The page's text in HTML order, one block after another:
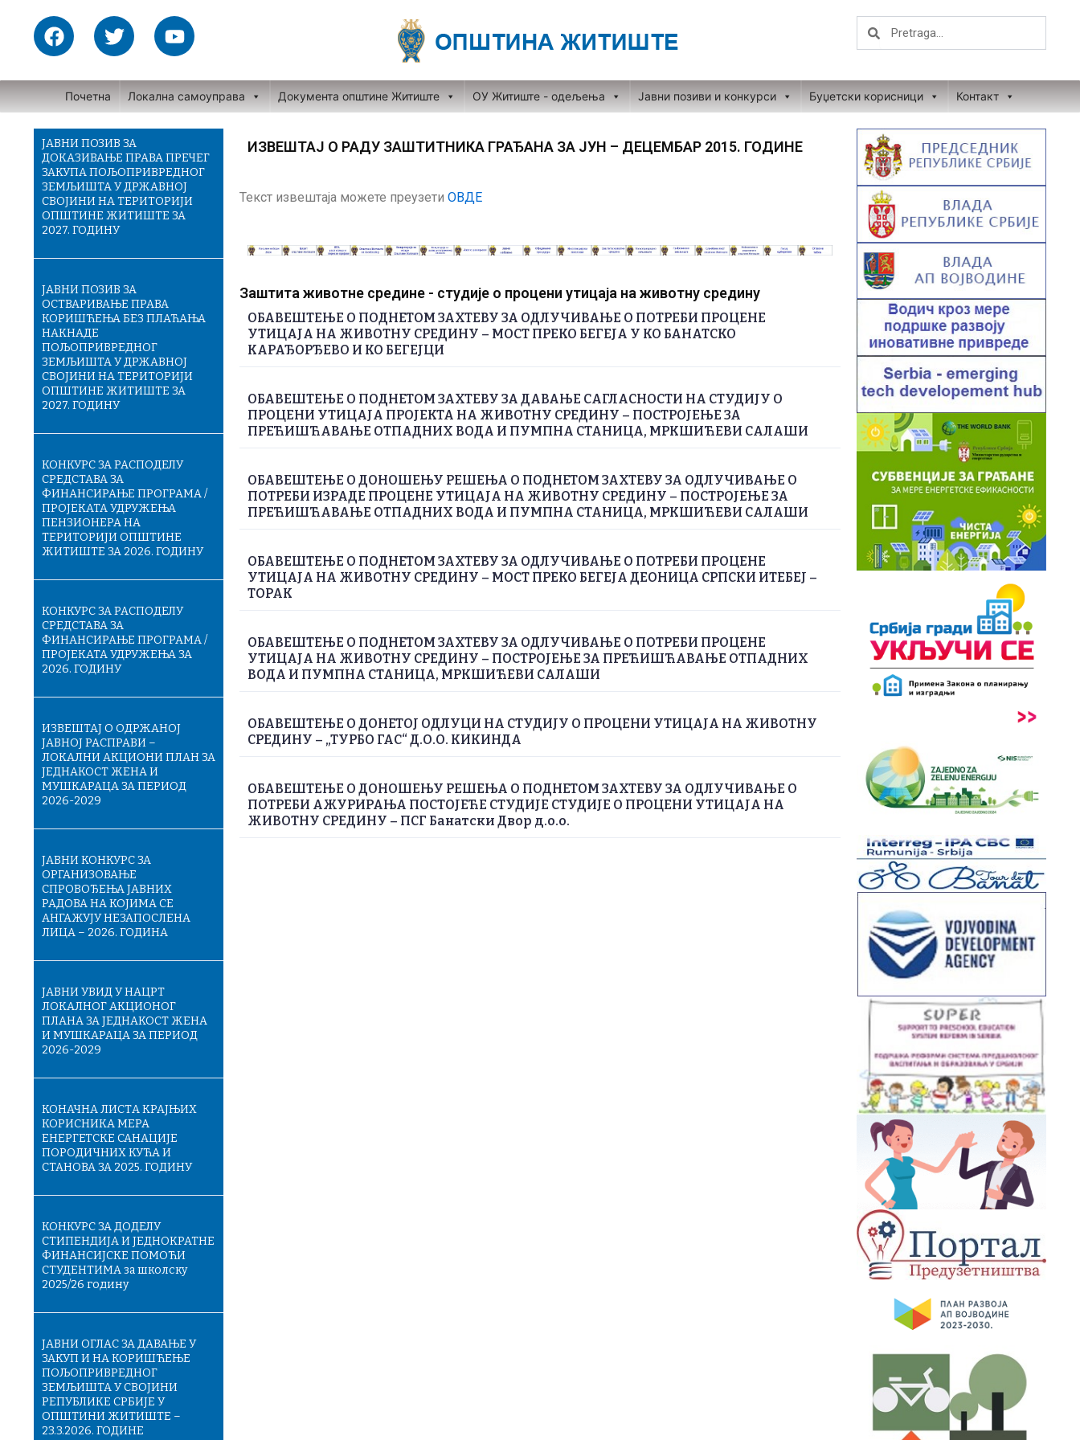
content
F
a
e
b
o
o
k
T
w
t
t
e
r
Y
o
t
u
b
Search
Почетна Локална самоуправа Документа општине Житиште ОУ Житиште - одељења Јавни позиви и конкурси Буџетски корисници Контакт
ЈАВНИ ПОЗИВ ЗА
ДОКАЗИВАЊЕ ПРАВА ПРЕЧЕГ
ЗАКУПА ПОЉОПРИВРЕДНОГ
ЗЕМЉИШТА У ДРЖАВНОЈ
СВОЈИНИ НА ТЕРИТОРИЈИ
ОПШТИНЕ ЖИТИШТЕ ЗА
2027. ГОДИНУ
ЈАВНИ ПОЗИВ ЗА
ОСТВАРИВАЊЕ ПРАВА
КОРИШЋЕЊА БЕЗ ПЛАЋАЊА
НАКНАДЕ
ПОЉОПРИВРЕДНОГ
ЗЕМЉИШТА У ДРЖАВНОЈ
СВОЈИНИ НА ТЕРИТОРИЈИ
ОПШТИНЕ ЖИТИШТЕ ЗА
2027. ГОДИНУ
КОНКУРС ЗА РАСПОДЕЛУ
СРЕДСТАВА ЗА
ФИНАНСИРАЊЕ ПРОГРАМА /
ПРОЈЕКАТА УДРУЖЕЊА
ПЕНЗИОНЕРА НА
ТЕРИТОРИЈИ ОПШТИНЕ
ЖИТИШТЕ ЗА 2026. ГОДИНУ
КОНКУРС ЗА РАСПОДЕЛУ
СРЕДСТАВА ЗА
ФИНАНСИРАЊЕ ПРОГРАМА /
ПРОЈЕКАТА УДРУЖЕЊА ЗА
2026. ГОДИНУ
ИЗВЕШТАЈ О ОДРЖАНОЈ
ЈАВНОЈ РАСПРАВИ –
ЛОКАЛНИ АКЦИОНИ ПЛАН ЗА
ЈЕДНАКОСТ ЖЕНА И
МУШКАРАЦА ЗА ПЕРИОД
2026-2029
ЈАВНИ КОНКУРС ЗА
ОРГАНИЗОВАЊЕ
СПРОВОЂЕЊА ЈАВНИХ
РАДОВА НА КОЈИМА СЕ
АНГАЖУЈУ НЕЗАПОСЛЕНА
ЛИЦА – 2026. ГОДИНА
ЈАВНИ УВИД У НАЦРТ
ЛОКАЛНОГ АКЦИОНОГ
ПЛАНА ЗА ЈЕДНАКОСТ ЖЕНА
И МУШКАРАЦА ЗА ПЕРИОД
2026-2029
КОНАЧНA ЛИСТA КРАЈЊИХ
КОРИСНИКА МЕРА
ЕНЕРГЕТСКЕ САНАЦИЈЕ
ПОРОДИЧНИХ КУЋА И
СТАНОВА ЗА 2025. ГОДИНУ
КОНКУРС ЗА ДОДЕЛУ
СТИПЕНДИЈА И ЈЕДНОКРАТНЕ
ФИНАНСИЈСКЕ ПОМОЋИ
СТУДЕНТИМА за школску
2025/26 годину
ЈАВНИ ОГЛАС ЗА ДАВАЊЕ У
ЗАКУП И НА КОРИШЋЕЊЕ
ПОЉОПРИВРЕДНОГ
ЗЕМЉИШТА У СВОЈИНИ
РЕПУБЛИКЕ СРБИЈЕ У
ОПШТИНИ ЖИТИШТЕ –
23.3.2026. ГОДИНЕ
ИЗВЕШТАЈ О РАДУ ЗАШТИТНИКА ГРАЂАНА ЗА ЈУН – ДЕЦЕМБАР 2015. ГОДИНE
Текст извештаја можете преузети ОВДЕ
Заштита животне средине - студије о процени утицаја на животну средину
ОБАВЕШТЕЊЕ О ПОДНЕТОМ ЗАХТЕВУ ЗА ОДЛУЧИВАЊЕ О ПОТРЕБИ ПРОЦЕНЕ
УТИЦАЈА НА ЖИВОТНУ СРЕДИНУ – МОСТ ПРЕКО БЕГЕЈА У КО БАНАТСКО
КАРАЂОРЂЕВО И КО БЕГЕЈЦИ
ОБАВЕШТЕЊЕ О ПОДНЕТОМ ЗАХТЕВУ ЗА ДАВАЊЕ САГЛАСНОСТИ НА СТУДИЈУ О
ПРОЦЕНИ УТИЦАЈА ПРОЈЕКТА НА ЖИВОТНУ СРЕДИНУ – ПОСТРОЈЕЊЕ ЗА
ПРЕЋИШЋАВАЊЕ ОТПАДНИХ ВОДА И ПУМПНА СТАНИЦА, МРКШИЋЕВИ САЛАШИ
ОБАВЕШТЕЊЕ О ДОНОШЕЊУ РЕШЕЊА О ПОДНЕТОМ ЗАХТЕВУ ЗА ОДЛУЧИВАЊЕ О
ПОТРЕБИ ИЗРАДЕ ПРОЦЕНЕ УТИЦАЈА НА ЖИВОТНУ СРЕДИНУ – ПОСТРОЈЕЊЕ ЗА
ПРЕЋИШЋАВАЊЕ ОТПАДНИХ ВОДА И ПУМПНА СТАНИЦА, МРКШИЋЕВИ САЛАШИ
ОБАВЕШТЕЊЕ О ПОДНЕТОМ ЗАХТЕВУ ЗА ОДЛУЧИВАЊЕ О ПОТРЕБИ ПРОЦЕНЕ
УТИЦАЈА НА ЖИВОТНУ СРЕДИНУ – МОСТ ПРЕКО БЕГЕЈА ДЕОНИЦА СРПСКИ ИТЕБЕЈ –
ТОРАК
ОБАВЕШТЕЊЕ О ПОДНЕТОМ ЗАХТЕВУ ЗА ОДЛУЧИВАЊЕ О ПОТРЕБИ ПРОЦЕНЕ
УТИЦАЈА НА ЖИВОТНУ СРЕДИНУ – ПОСТРОЈЕЊЕ ЗА ПРЕЋИШЋАВАЊЕ ОТПАДНИХ
ВОДА И ПУМПНА СТАНИЦА, МРКШИЋЕВИ САЛАШИ
ОБАВЕШТЕЊЕ О ДОНЕТОЈ ОДЛУЦИ НА СТУДИЈУ О ПРОЦЕНИ УТИЦАЈА НА ЖИВОТНУ
СРЕДИНУ – „ТУРБО ГАС“ Д.О.О. КИКИНДА
ОБАВЕШТЕЊЕ О ДОНОШЕЊУ РЕШЕЊА О ПОДНЕТОМ ЗАХТЕВУ ЗА ОДЛУЧИВАЊЕ О
ПОТРЕБИ АЖУРИРАЊА ПОСТОЈЕЋЕ СТУДИЈЕ СТУДИЈЕ О ПРОЦЕНИ УТИЦАЈА НА
ЖИВОТНУ СРЕДИНУ – ПСГ Банатски Двор д.о.о.